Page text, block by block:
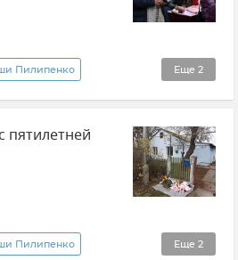
Еще 2
Пилипенко
пятилетней
Еще 2
Пилипенко